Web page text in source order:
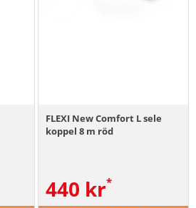
FLEXI New Comfort L sele
koppel 8 m röd
440 kr